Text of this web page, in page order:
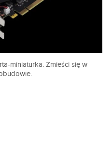
miniaturka. Zmieści się w